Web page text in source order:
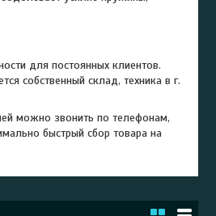
для постоянных клиентов.
собственный склад, техника в г.
можно звонить по телефонам,
быстрый сбор товара на